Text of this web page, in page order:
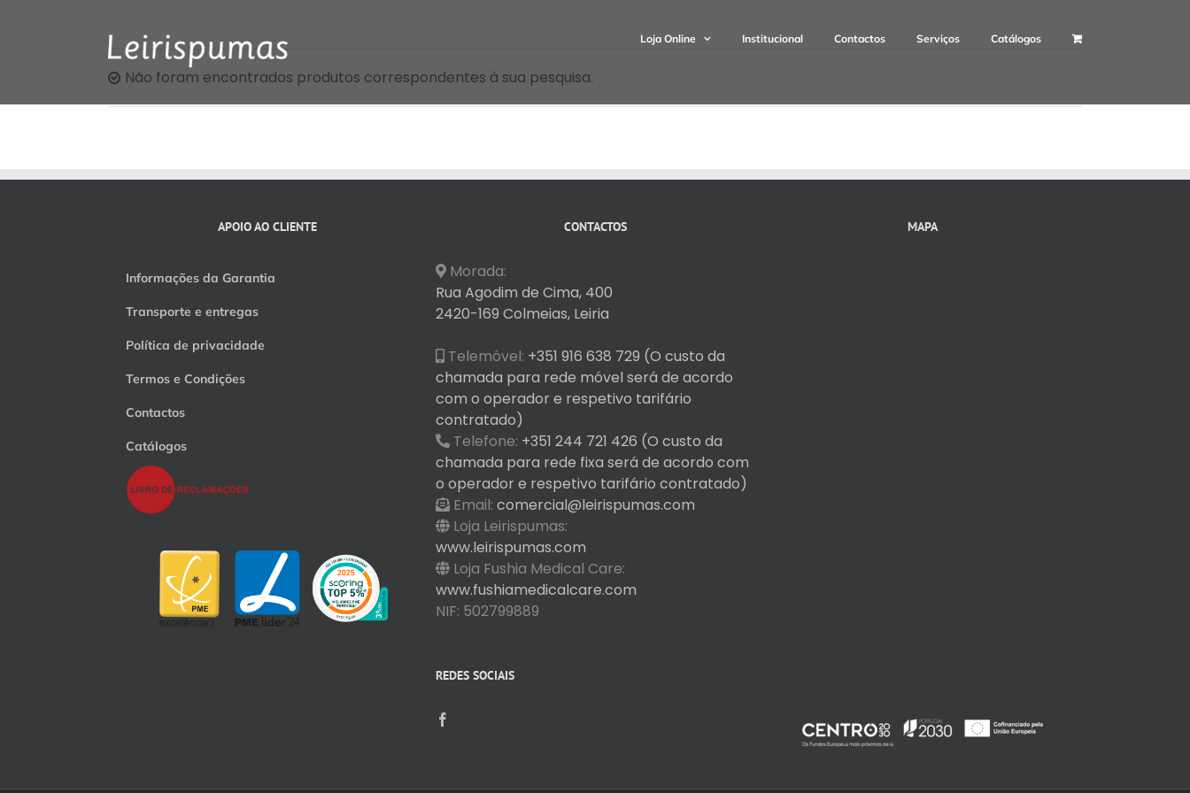
Loja Online Institucional Contactos Serviços Catálogos
Não foram encontrados produtos correspondentes à sua pesquisa.
APOIO AO CLIENTE
Informações da Garantia
Transporte e entregas
Política de privacidade
Termos e Condições
Contactos
Catálogos
CONTACTOS
Morada:
Rua Agodim de Cima, 400
2420-169 Colmeias, Leiria
Telemóvel: +351 916 638 729 (O custo da
chamada para rede móvel será de acordo
com o operador e respetivo tarifário
contratado)
Telefone: +351 244 721 426 (O custo da
chamada para rede fixa será de acordo com
o operador e respetivo tarifário contratado)
Email: comercial@leirispumas.com
Loja Leirispumas:
www.leirispumas.com
Loja Fushia Medical Care:
www.fushiamedicalcare.com
NIF: 502799889
REDES SOCIAIS
MAPA